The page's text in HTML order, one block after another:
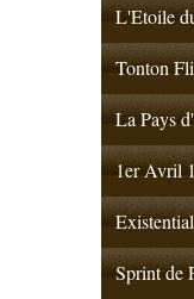
L'Etoile
Tonton
La Pays
1er Avril
Sprint de